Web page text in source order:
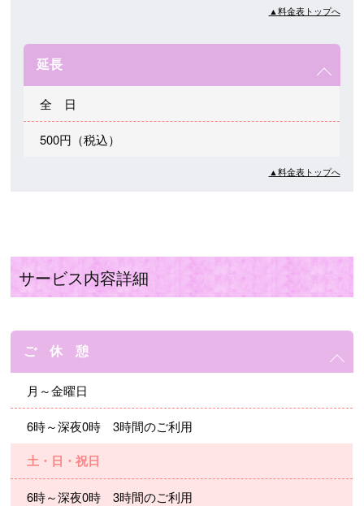
▲料金表トップへ
延長
全 日
500円（税込）
▲料金表トップへ
サービス内容詳細
ご 休 憩
月～金曜日
6時～深夜0時 3時間のご利用
土・日・祝日
6時～深夜0時 3時間のご利用